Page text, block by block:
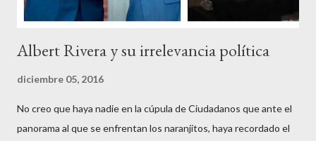
Albert Rivera y su irrelevancia política
diciembre 05, 2016
No creo que haya nadie en la cúpula de Ciudadanos que ante el
panorama al que se enfrentan los naranjitos, haya recordado el